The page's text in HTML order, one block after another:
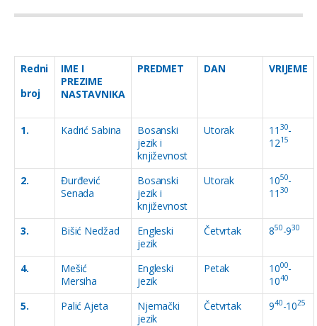
Redni
broj
IME I
PREZIME
NASTAVNIKA
PREDMET DAN VRIJEME
1. Kadrić Sabina
Bosanski
jezik i
književnost
Utorak 11 30-
1215
2.
Đurđević
Senada
Bosanski
jezik i
književnost
Utorak 1050-
11 30
3. Bišić Nedžad
Engleski
jezik
Četvrtak 850-930
4.
Mešić
Mersiha
Engleski
jezik
Petak 1000-
1040
5. Palić Ajeta
Njemački
jezik
Četvrtak 940-1025